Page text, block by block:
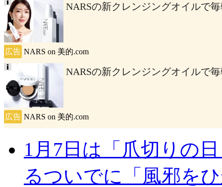
NARSの新クレンジングオイルで
広告 NARS on 美的.com
Ads
logly
NARSの新クレンジングオイルで
広告 NARS on 美的.com
by
logly
1月7日は「爪切りの
るついでに「風邪を